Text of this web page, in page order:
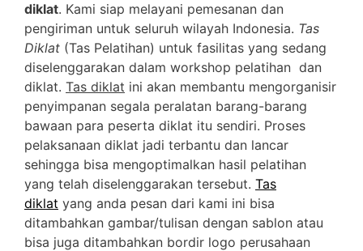
diklat. Kami siap melayani pemesanan dan
pengiriman untuk seluruh wilayah Indonesia. Tas
Diklat (Tas Pelatihan) untuk fasilitas yang sedang
diselenggarakan dalam workshop pelatihan dan
diklat. Tas diklat ini akan membantu mengorganisir
penyimpanan segala peralatan barang-barang
bawaan para peserta diklat itu sendiri. Proses
pelaksanaan diklat jadi terbantu dan lancar
sehingga bisa mengoptimalkan hasil pelatihan
yang telah diselenggarakan tersebut. Tas
diklat yang anda pesan dari kami ini bisa
ditambahkan gambar/tulisan dengan sablon atau
bisa juga ditambahkan bordir logo perusahaan